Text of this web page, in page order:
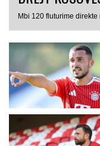
Mbi 120 fluturime
ZVICËR